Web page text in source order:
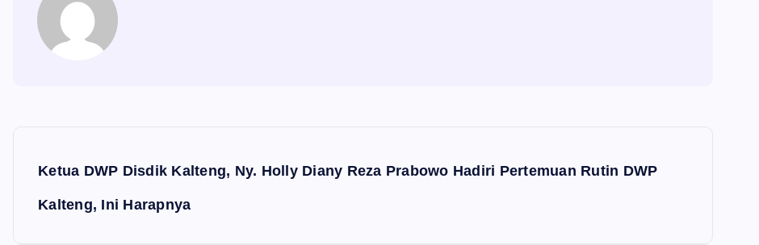
Ketua DWP Disdik Kalteng, Ny. Holly Diany Reza Prabowo Hadiri Pertemuan Rutin DWP
Kalteng, Ini Harapnya